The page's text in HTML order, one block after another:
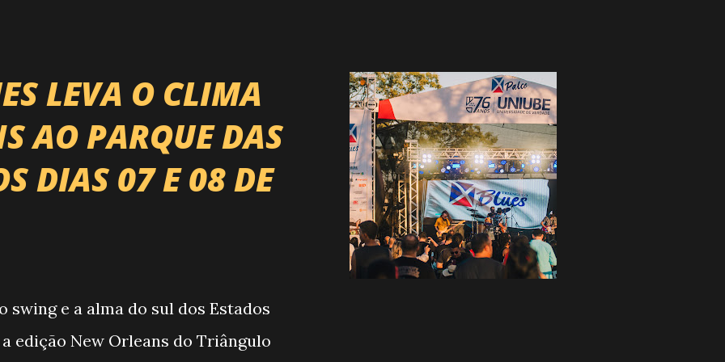
do país enfrentando as
O impacto é tão grande que o
Expozebu Rodeo Shows . E não
🎤 LINE-UP NACIONAL
atrações gigantes da música
forró, piseiro e sofrência nível
LEVA O CLIMA
AO PARQUE DAS
DIAS 07 E 08 DE
swing e a alma do sul dos Estados
edição New Orleans do Triângulo